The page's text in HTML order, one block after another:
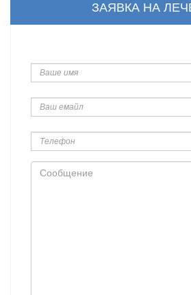
ЗАЯВКА НА
имя
емайл
Сообщение